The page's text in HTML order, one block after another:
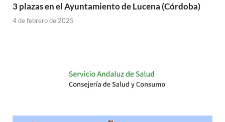
3 plazas en el Ayuntamiento de Lucena (Córdoba)
4 de febrero de 2025